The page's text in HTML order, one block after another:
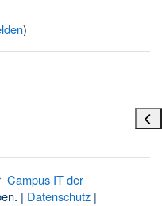
)
Campus IT der
| Datenschutz|